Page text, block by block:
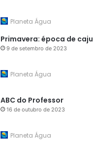
Planeta Água
Primavera: época de caju
9 de setembro de 2023
Planeta Água
ABC do Professor
16 de outubro de 2023
Planeta Água